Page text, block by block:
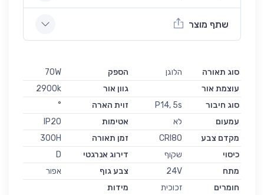
שתף מוצר
סוג תאורה הלוגן הספק
70W
עוצמת אור
גוון אור
2900k
סוג חיבור
P14, 5s זוית הארה
°
עמעום
לא אטימות
IP20
מקדם צבע
CRI80 זמן תאורה
300H
כיסוי
שקוף דירוג אנרגטי
D
מתח
24V צבע גוף
אפור
חומרים
זכוכית
מידות